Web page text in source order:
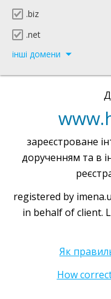
.biz
.net
інші домени
зареєстроване
дорученням та в
registered by
in behalf of client.
Як
How